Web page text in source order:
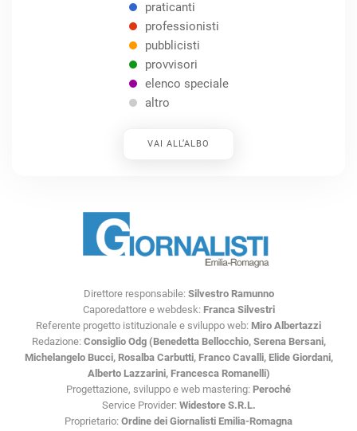
praticanti
professionisti
pubblicisti
provvisori
elenco speciale
altro
VAI ALL’ALBO
Direttore responsabile: Silvestro Ramunno
Caporedattore e webdesk: Franca Silvestri
Referente progetto istituzionale e sviluppo web: Miro Albertazzi
Redazione: Consiglio Odg (Benedetta Bellocchio, Serena Bersani,
Michelangelo Bucci, Rosalba Carbutti, Franco Cavalli, Elide Giordani,
Alberto Lazzarini, Francesca Romanelli)
Progettazione, sviluppo e web mastering: Peroché
Service Provider: Widestore S.R.L.
Proprietario: Ordine dei Giornalisti Emilia-Romagna